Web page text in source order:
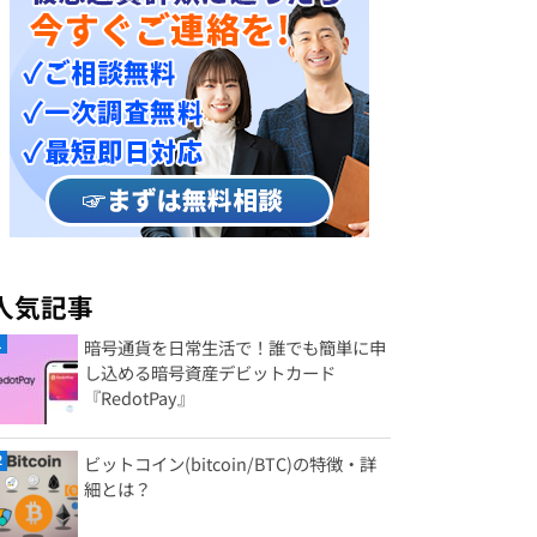
気記事
暗号通貨を日常生活で！誰でも簡単に申
し込める暗号資産デビットカード
『RedotPay』
ビットコイン(bitcoin/BTC)の特徴・詳
細とは？